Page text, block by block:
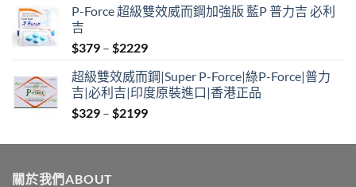
P-Force 超級雙效威而鋼加強版 藍P 普力吉 必利
吉
$379 – $2229Price
$379
through
$2229
超級雙效威而鋼|Super P-Force|綠P-Force|普力
吉|必利吉|印度原裝進口|香港正品
$329 – $2199Price
$329
關於我們ABOUT